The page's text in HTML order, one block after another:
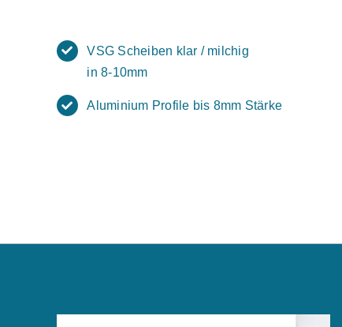
VSG Scheiben klar / milchig
in 8-10mm
Aluminium Profile bis 8mm Stärke